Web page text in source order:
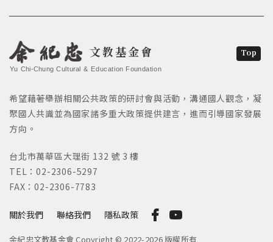
文教基金會
Yu Chi-Chung Cultural & Education Foundation
關於我們 聯絡我們 隱私政策
希望藉著舉辦相關公共政策的研討會與活動，溝通國人觀念，凝
聚國人共識並為國家諸多重大政策提供建言，進而引導國家發展
方向。
台北市萬華區大理街 132 號 3 樓
TEL：02-2306-5297
FAX：02-2306-7783
余紀忠文教基金會 Copyright © 2022-2026 版權所有
Top